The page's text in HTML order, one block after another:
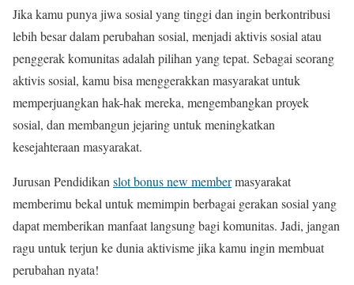
Jika kamu punya jiwa sosial yang tinggi dan ingin berkontribusi
lebih besar dalam perubahan sosial, menjadi aktivis sosial atau
penggerak komunitas adalah pilihan yang tepat. Sebagai seorang
aktivis sosial, kamu bisa menggerakkan masyarakat untuk
memperjuangkan hak-hak mereka, mengembangkan proyek
sosial, dan membangun jejaring untuk meningkatkan
kesejahteraan masyarakat.
Jurusan Pendidikan slot bonus new membermasyarakat
memberimu bekal untuk memimpin berbagai gerakan sosial yang
dapat memberikan manfaat langsung bagi komunitas. Jadi, jangan
ragu untuk terjun ke dunia aktivisme jika kamu ingin membuat
perubahan nyata!